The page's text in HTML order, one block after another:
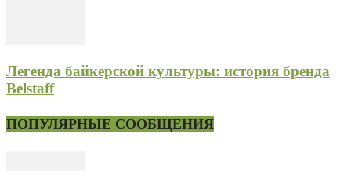
Легенда байкерской культуры: история бренда
Belstaff
ПОПУЛЯРНЫЕ СООБЩЕНИЯ